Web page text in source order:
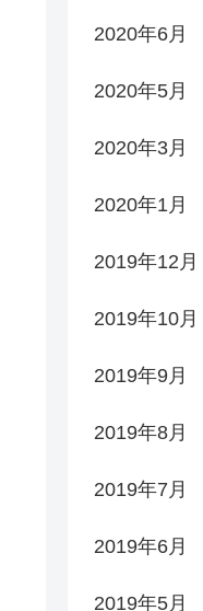
2020年6月
2020年5月
2020年3月
2020年1月
2019年12月
2019年10月
2019年9月
2019年8月
2019年7月
2019年6月
2019年5月